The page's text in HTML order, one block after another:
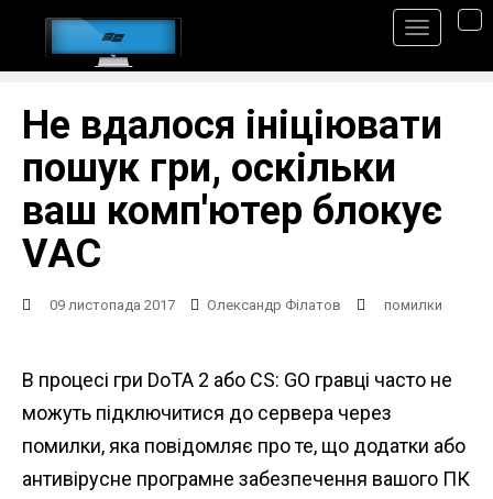
Не вдалося ініціювати
пошук гри, оскільки
ваш комп'ютер блокує
VAC
09 листопада 2017 Олександр Філатов помилки
В процесі гри DoTA 2 або CS: GO гравці часто не
можуть підключитися до сервера через
помилки, яка повідомляє про те, що додатки або
антивірусне програмне забезпечення вашого ПК